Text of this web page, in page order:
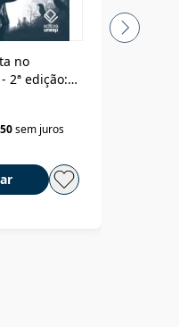
no
2ª edição:
sem juros